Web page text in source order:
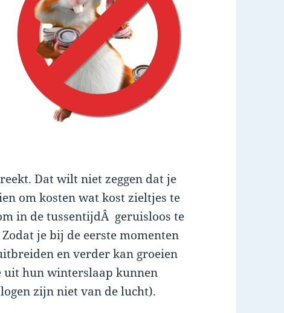
Dat wilt niet zeggen dat je
om kosten wat kost zieltjes te
in de tussentijdÂ geruisloos te
je bij de eerste momenten
en verder kan groeien
uit hun winterslaap kunnen
zijn niet van de lucht).